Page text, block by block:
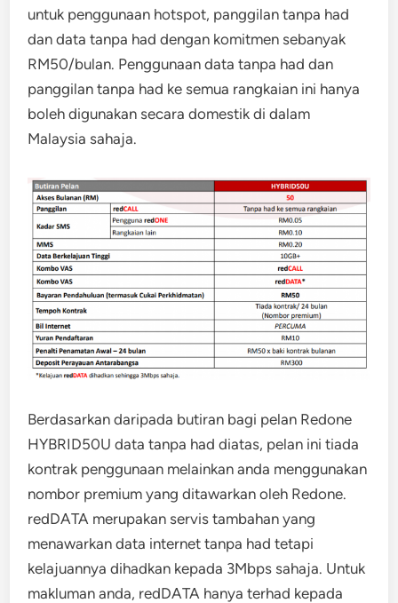
untuk penggunaan hotspot, panggilan tanpa had
dan data tanpa had dengan komitmen sebanyak
RM50/bulan. Penggunaan data tanpa had dan
panggilan tanpa had ke semua rangkaian ini hanya
boleh digunakan secara domestik di dalam
Malaysia sahaja.
Berdasarkan daripada butiran bagi pelan Redone
HYBRID50U data tanpa had diatas, pelan ini tiada
kontrak penggunaan melainkan anda menggunakan
nombor premium yang ditawarkan oleh Redone.
redDATA merupakan servis tambahan yang
menawarkan data internet tanpa had tetapi
kelajuannya dihadkan kepada 3Mbps sahaja. Untuk
makluman anda, redDATA hanya terhad kepada